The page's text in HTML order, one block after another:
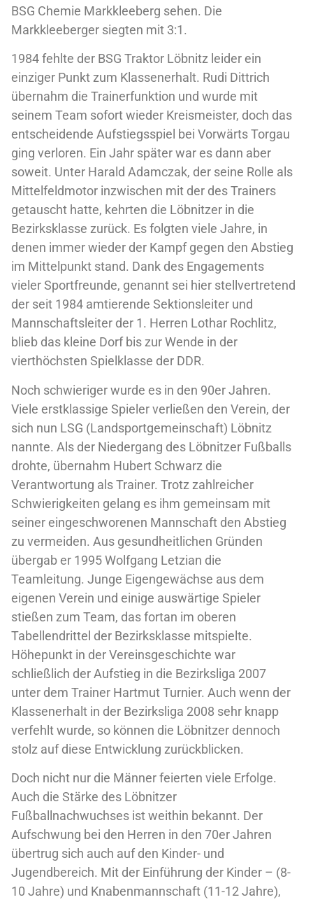
BSG Chemie Markkleeberg sehen. Die
Markkleeberger siegten mit 3:1.
1984 fehlte der BSG Traktor Löbnitz leider ein
einziger Punkt zum Klassenerhalt. Rudi Dittrich
übernahm die Trainerfunktion und wurde mit
seinem Team sofort wieder Kreismeister, doch das
entscheidende Aufstiegsspiel bei Vorwärts Torgau
ging verloren. Ein Jahr später war es dann aber
soweit. Unter Harald Adamczak, der seine Rolle als
Mittelfeldmotor inzwischen mit der des Trainers
getauscht hatte, kehrten die Löbnitzer in die
Bezirksklasse zurück. Es folgten viele Jahre, in
denen immer wieder der Kampf gegen den Abstieg
im Mittelpunkt stand. Dank des Engagements
vieler Sportfreunde, genannt sei hier stellvertretend
der seit 1984 amtierende Sektionsleiter und
Mannschaftsleiter der 1. Herren Lothar Rochlitz,
blieb das kleine Dorf bis zur Wende in der
vierthöchsten Spielklasse der DDR.
Noch schwieriger wurde es in den 90er Jahren.
Viele erstklassige Spieler verließen den Verein, der
sich nun LSG (Landsportgemeinschaft) Löbnitz
nannte. Als der Niedergang des Löbnitzer Fußballs
drohte, übernahm Hubert Schwarz die
Verantwortung als Trainer. Trotz zahlreicher
Schwierigkeiten gelang es ihm gemeinsam mit
seiner eingeschworenen Mannschaft den Abstieg
zu vermeiden. Aus gesundheitlichen Gründen
übergab er 1995 Wolfgang Letzian die
Teamleitung. Junge Eigengewächse aus dem
eigenen Verein und einige auswärtige Spieler
stießen zum Team, das fortan im oberen
Tabellendrittel der Bezirksklasse mitspielte.
Höhepunkt in der Vereinsgeschichte war
schließlich der Aufstieg in die Bezirksliga 2007
unter dem Trainer Hartmut Turnier. Auch wenn der
Klassenerhalt in der Bezirksliga 2008 sehr knapp
verfehlt wurde, so können die Löbnitzer dennoch
stolz auf diese Entwicklung zurückblicken.
Doch nicht nur die Männer feierten viele Erfolge.
Auch die Stärke des Löbnitzer
Fußballnachwuchses ist weithin bekannt. Der
Aufschwung bei den Herren in den 70er Jahren
übertrug sich auch auf den Kinder- und
Jugendbereich. Mit der Einführung der Kinder – (8-
10 Jahre) und Knabenmannschaft (11-12 Jahre),